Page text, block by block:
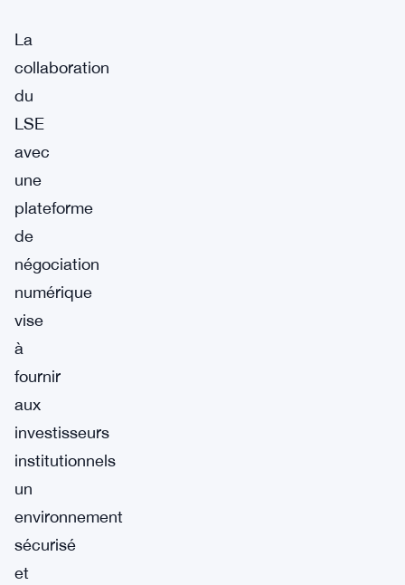
La
collaboration
du
LSE
avec
une
plateforme
de
négociation
numérique
vise
à
fournir
aux
investisseurs
institutionnels
un
environnement
sécurisé
et